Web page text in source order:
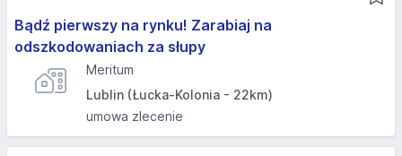
Bądź pierwszy na rynku! Zarabiaj na
odszkodowaniach za słupy
Meritum
Lublin (Łucka-Kolonia - 22km)
umowa zlecenie